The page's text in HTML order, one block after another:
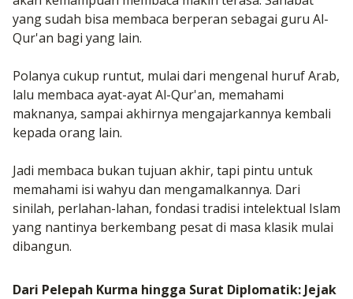
yang sudah bisa membaca berperan sebagai guru Al-
Qur'an bagi yang lain.
Polanya cukup runtut, mulai dari mengenal huruf Arab,
lalu membaca ayat-ayat Al-Qur'an, memahami
maknanya, sampai akhirnya mengajarkannya kembali
kepada orang lain.
Jadi membaca bukan tujuan akhir, tapi pintu untuk
memahami isi wahyu dan mengamalkannya. Dari
sinilah, perlahan-lahan, fondasi tradisi intelektual Islam
yang nantinya berkembang pesat di masa klasik mulai
dibangun.
Dari Pelepah Kurma hingga Surat Diplomatik: Jejak